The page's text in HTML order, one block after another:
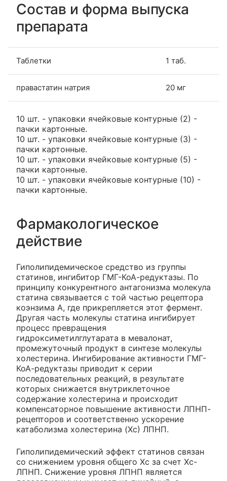
Состав и форма выпуска
препарата
Таблетки 1 таб.
правастатин натрия 20 мг
10 шт. - упаковки ячейковые контурные (2) -
пачки картонные.
10 шт. - упаковки ячейковые контурные (3) -
пачки картонные.
10 шт. - упаковки ячейковые контурные (5) -
пачки картонные.
10 шт. - упаковки ячейковые контурные (10) -
пачки картонные.
Фармакологическое
действие
Гиполипидемическое средство из группы
статинов, ингибитор ГМГ-КоА-редуктазы. По
принципу конкурентного антагонизма молекула
статина связывается с той частью рецептора
коэнзима А, где прикрепляется этот фермент.
Другая часть молекулы статина ингибирует
процесс превращения
гидроксиметилглутарата в мевалонат,
промежуточный продукт в синтезе молекулы
холестерина. Ингибирование активности ГМГ-
КоА-редуктазы приводит к серии
последовательных реакций, в результате
которых снижается внутриклеточное
содержание холестерина и происходит
компенсаторное повышение активности ЛПНП-
рецепторов и соответственно ускорение
катаболизма холестерина (Xc) ЛПНП.
Гиполипидемический эффект статинов связан
со снижением уровня общего Хс за счет Хс-
ЛПНП. Снижение уровня ЛПНП является